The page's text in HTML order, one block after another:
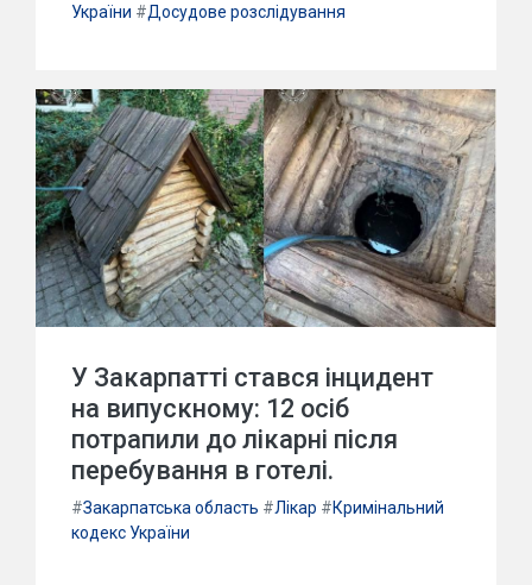
України #Досудове розслідування
У Закарпатті стався інцидент
на випускному: 12 осіб
потрапили до лікарні після
перебування в готелі.
#Закарпатська область #Лікар #Кримінальний
кодекс України